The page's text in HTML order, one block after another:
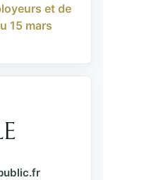
et de
15 mars